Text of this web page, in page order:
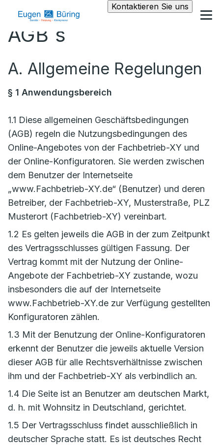
Kontaktieren Sie uns
AGB´s
A. Allgemeine Regelungen
§ 1 Anwendungsbereich
1.1 Diese allgemeinen Geschäftsbedingungen
(AGB) regeln die Nutzungsbedingungen des
Online-Angebotes von der Fachbetrieb-XY und
der Online-Konfiguratoren. Sie werden zwischen
dem Benutzer der Internetseite
„www.Fachbetrieb-XY.de“ (Benutzer) und deren
Betreiber, der Fachbetrieb-XY, Musterstraße, PLZ
Musterort (Fachbetrieb-XY) vereinbart.
1.2 Es gelten jeweils die AGB in der zum Zeitpunkt
des Vertragsschlusses gültigen Fassung. Der
Vertrag kommt mit der Nutzung der Online-
Angebote der Fachbetrieb-XY zustande, wozu
insbesonders die auf der Internetseite
www.Fachbetrieb-XY.de zur Verfügung gestellten
Konfiguratoren zählen.
1.3 Mit der Benutzung der Online-Konfiguratoren
erkennt der Benutzer die jeweils aktuelle Version
dieser AGB für alle Rechtsverhältnisse zwischen
ihm und der Fachbetrieb-XY als verbindlich an.
1.4 Die Seite ist an Benutzer am deutschen Markt,
d. h. mit Wohnsitz in Deutschland, gerichtet.
1.5 Der Vertragsschluss findet ausschließlich in
deutscher Sprache statt. Es ist deutsches Recht